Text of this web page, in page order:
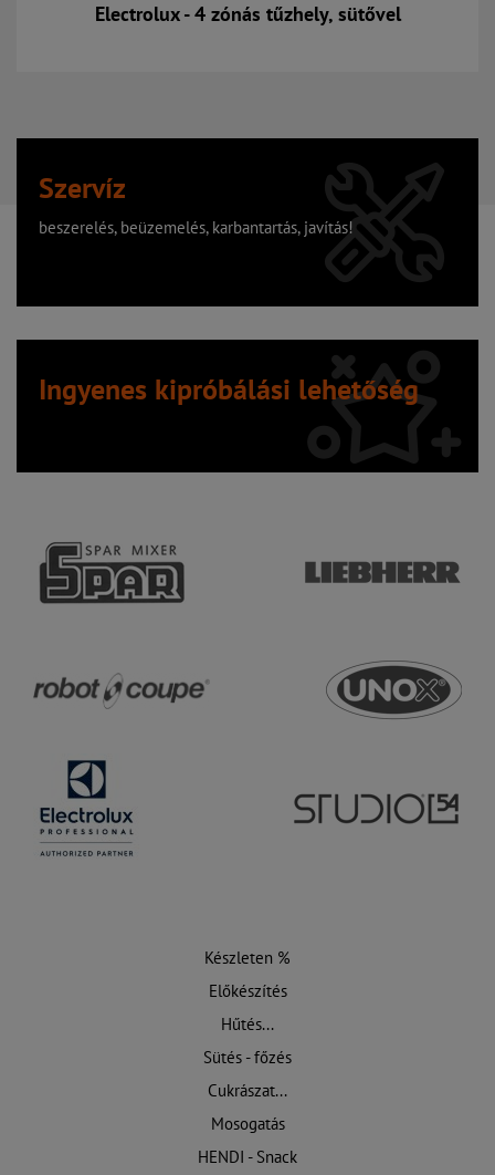
Electrolux - 4 zónás tűzhely, sütővel
Szervíz
beszerelés, beüzemelés, karbantartás, javítás!
Ingyenes kipróbálási lehetőség
Készleten %
Előkészítés
Hűtés...
Sütés - főzés
Cukrászat...
Mosogatás
HENDI - Snack